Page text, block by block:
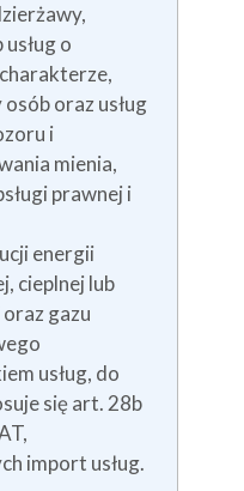
o
oraz usług
i
mienia,
prawnej i
energii
cieplnej lub
oraz gazu
usług, do
się art. 28b
import usług.